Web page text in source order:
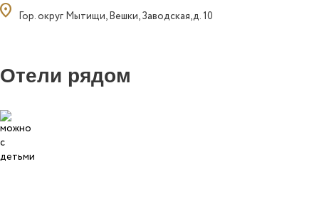
Гор. округ Мытищи, Вешки, Заводская,д. 10
Отели рядом